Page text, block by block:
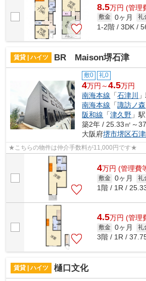
8.5万円 (管理
敷金 0ヶ月 礼
1-2階 / 3DK /
賃貸 | ハイツ BR Maison堺石津
敷0 礼0
4万円～4.5万円
南海本線 「石津川
南海本線 「諏訪ノ森
阪和線 「津久野 」
築2年 / 25.33㎡～
大阪府堺市堺区石
★こちらの物件は仲介手数料が11,000円です★
4万円 (管理費
敷金 0ヶ月 礼
1階 / 1R /
4.5万円 (管理
敷金 0ヶ月 礼
3階 / 1R /
賃貸 | ハイツ 樋口文化